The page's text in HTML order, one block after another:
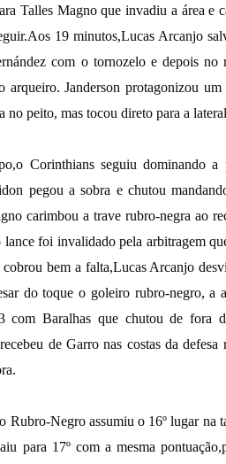
Talles Magno que invadiu a área e
19 minutos,Lucas Arcanjo
com o tornozelo e depois
arqueiro. Janderson protagonizou
no peito, mas tocou direto para a
Corinthians seguiu dominando
pegou a sobra e chutou
carimbou a trave rubro-negra ao
foi invalidado pela arbitragem
bem a falta,Lucas Arcanjo
do toque o goleiro rubro-negro,
com Baralhas que chutou de fora
de Garro nas costas da
Rubro-Negro assumiu o 16º lugar na
para 17º com a mesma